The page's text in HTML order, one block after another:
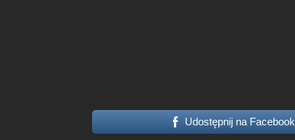
Udostępnij na Facebook